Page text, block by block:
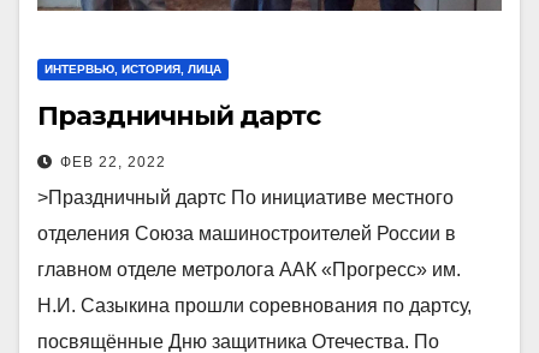
ИНТЕРВЬЮ, ИСТОРИЯ, ЛИЦА
Праздничный дартс
ФЕВ 22, 2022
>Праздничный дартс По инициативе местного
отделения Союза машиностроителей России в
главном отделе метролога ААК «Прогресс» им.
Н.И. Сазыкина прошли соревнования по дартсу,
посвящённые Дню защитника Отечества. По